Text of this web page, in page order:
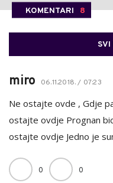
KOMENTARI 8
SVI
miro 06.11.2018. / 07:23
Ne ostajte ovde , Gdje
ostajte ovdje Prognan
ostajte ovdje Jedno je
0 0